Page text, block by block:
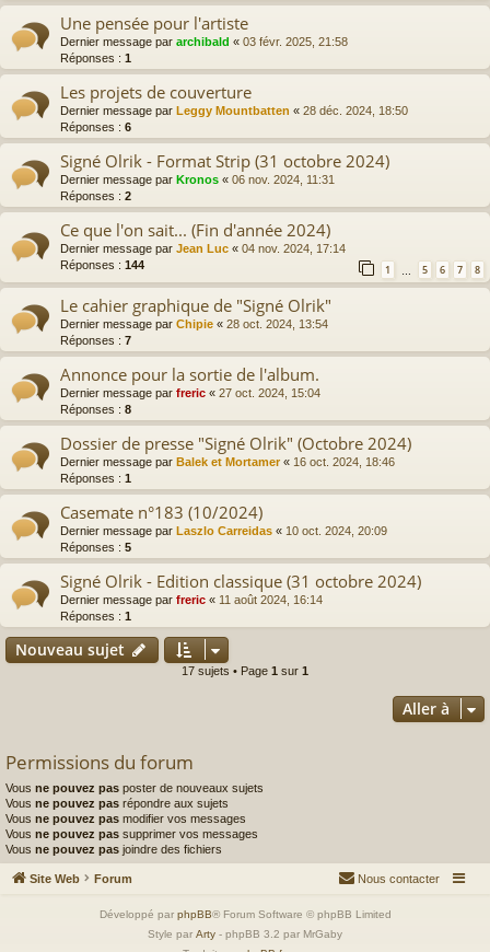
Une pensée pour l'artiste
Dernier message par archibald « 03 févr. 2025, 21:58
Réponses : 1
Les projets de couverture
Dernier message par Leggy Mountbatten « 28 déc. 2024, 18:50
Réponses : 6
Signé Olrik - Format Strip (31 octobre 2024)
Dernier message par Kronos « 06 nov. 2024, 11:31
Réponses : 2
Ce que l'on sait... (Fin d'année 2024)
Dernier message par Jean Luc « 04 nov. 2024, 17:14
Réponses : 144 1 … 5 6 7 8
Le cahier graphique de "Signé Olrik"
Dernier message par Chipie « 28 oct. 2024, 13:54
Réponses : 7
Annonce pour la sortie de l'album.
Dernier message par freric « 27 oct. 2024, 15:04
Réponses : 8
Dossier de presse "Signé Olrik" (Octobre 2024)
Dernier message par Balek et Mortamer« 16 oct. 2024, 18:46
Réponses : 1
Casemate n°183 (10/2024)
Dernier message par Laszlo Carreidas « 10 oct. 2024, 20:09
Réponses : 5
Signé Olrik - Edition classique (31 octobre 2024)
Dernier message par freric « 11 août 2024, 16:14
Réponses : 1
Nouveau sujet
17 sujets • Page 1 sur 1
Aller à
Permissions du forum
Vous ne pouvez pas poster de nouveaux sujets
Vous ne pouvez pas répondre aux sujets
Vous ne pouvez pas modifier vos messages
Vous ne pouvez pas supprimer vos messages
Vous ne pouvez pas joindre des fichiers
Site Web Forum Nous contacter
Développé par phpBB® Forum Software © phpBB Limited
Style par Arty - phpBB 3.2 par MrGaby